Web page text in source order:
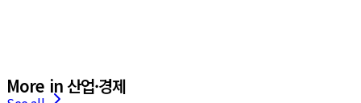
More in 산업·경제